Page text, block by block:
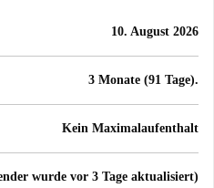
10. August 2026
3 Monate (91 Tage).
Kein Maximalaufenthalt
wurde vor 3 Tage aktualisiert)